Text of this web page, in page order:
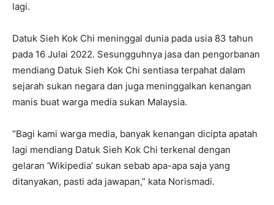
lagi.
Datuk Sieh Kok Chi meninggal dunia pada usia 83 tahun
pada 16 Julai 2022. Sesungguhnya jasa dan pengorbanan
mendiang Datuk Sieh Kok Chi sentiasa terpahat dalam
sejarah sukan negara dan juga meninggalkan kenangan
manis buat warga media sukan Malaysia.
“Bagi kami warga media, banyak kenangan dicipta apatah
lagi mendiang Datuk Sieh Kok Chi terkenal dengan
gelaran ‘Wikipedia’ sukan sebab apa-apa saja yang
ditanyakan, pasti ada jawapan,” kata Norismadi.